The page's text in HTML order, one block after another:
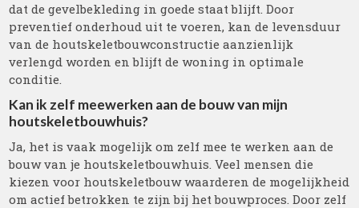
dat de gevelbekleding in goede staat blijft. Door
preventief onderhoud uit te voeren, kan de levensduur
van de houtskeletbouwconstructie aanzienlijk
verlengd worden en blijft de woning in optimale
conditie.
Kan ik zelf meewerken aan de bouw van mijn
houtskeletbouwhuis?
Ja, het is vaak mogelijk om zelf mee te werken aan de
bouw van je houtskeletbouwhuis. Veel mensen die
kiezen voor houtskeletbouw waarderen de mogelijkheid
om actief betrokken te zijn bij het bouwproces. Door zelf